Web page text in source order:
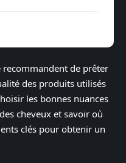
recommandent de prêter
des produits utilisés
les bonnes nuances
cheveux et savoir où
clés pour obtenir un